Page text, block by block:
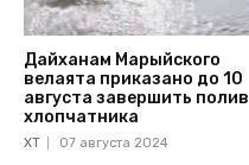
Дайханам Марыйского
велаята приказано до 10
августа завершить полив
хлопчатника
ХТ 07 августа 2024